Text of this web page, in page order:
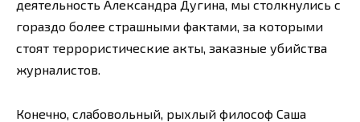
деятельность Александра Дугина, мы столкнулись с
гораздо более страшными фактами, за которыми
стоят террористические акты, заказные убийства
журналистов.
Конечно, слабовольный, рыхлый философ Саша